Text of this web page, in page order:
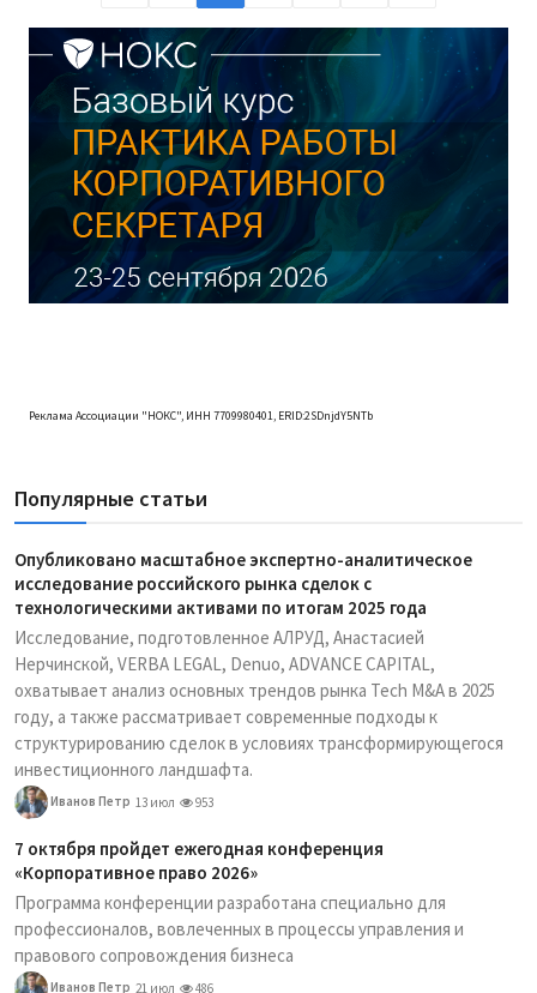
Реклама Ассоциации "НОКС", ИНН 7709980401, ERID:2SDnjdY5NTb
Популярные статьи
Опубликовано масштабное экспертно-аналитическое
исследование российского рынка сделок с
технологическими активами по итогам 2025 года
Исследование, подготовленное АЛРУД, Анастасией
Нерчинской, VERBA LEGAL, Denuo, ADVANCE CAPITAL,
охватывает анализ основных трендов рынка Tech M&A в 2025
году, а также рассматривает современные подходы к
структурированию сделок в условиях трансформирующегося
инвестиционного ландшафта.
Иванов Петр 13 июл 953
7 октября пройдет ежегодная конференция
«Корпоративное право 2026»
Программа конференции разработана специально для
профессионалов, вовлеченных в процессы управления и
правового сопровождения бизнеса
Иванов Петр 21 июл 486